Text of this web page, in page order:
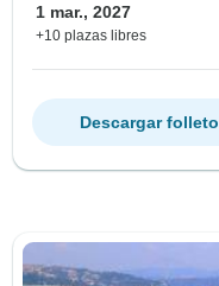
1 mar., 2027
+10 plazas libres
Descargar folleto